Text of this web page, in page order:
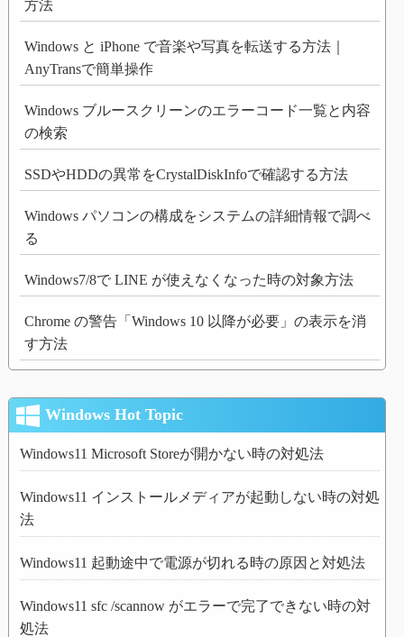
方法
Windows と iPhone で音楽や写真を転送する方法｜
AnyTransで簡単操作
Windows ブルースクリーンのエラーコード一覧と内容
の検索
SSDやHDDの異常をCrystalDiskInfoで確認する方法
Windows パソコンの構成をシステムの詳細情報で調べ
る
Windows7/8で LINE が使えなくなった時の対象方法
Chrome の警告「Windows 10 以降が必要」の表示を消
す方法
Windows Hot Topic
Windows11 Microsoft Storeが開かない時の対処法
Windows11 インストールメディアが起動しない時の対処
法
Windows11 起動途中で電源が切れる時の原因と対処法
Windows11 sfc /scannow がエラーで完了できない時の対
処法